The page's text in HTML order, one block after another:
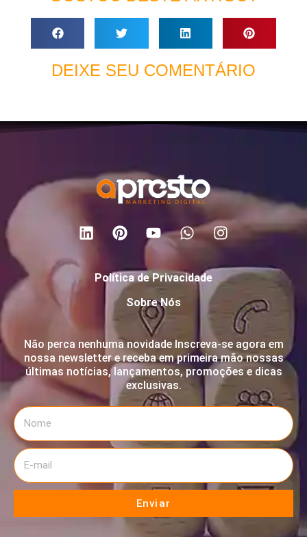
DEIXE SEU COMENTÁRIO
Política de Privacidade
Sobre Nós
Não perca nenhuma novidade Inscreva-se agora em
nossa newsletter e receba em primeira mão nossas
últimas notícias, lançamentos, promoções e dicas
exclusivas.
Enviar